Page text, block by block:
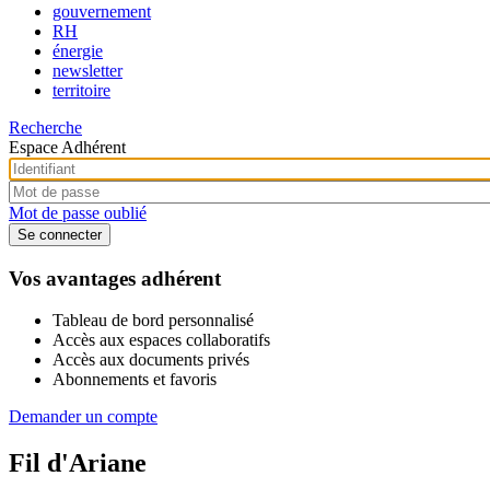
gouvernement
RH
énergie
newsletter
territoire
Recherche
Espace Adhérent
Mot de passe oublié
Vos avantages adhérent
Tableau de bord personnalisé
Accès aux espaces collaboratifs
Accès aux documents privés
Abonnements et favoris
Demander un compte
Fil d'Ariane